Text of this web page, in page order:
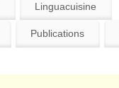
Linguacuisine
Publications